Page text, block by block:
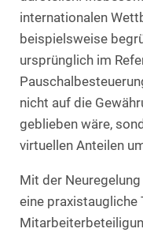
internationalen
beispielsweise
ursprünglich im
nicht auf die
geblieben wäre,
virtuellen Anteilen
Mit der
eine praxistaugliche